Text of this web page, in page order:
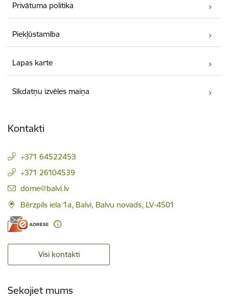
Privātuma politika
Piekļūstamība
Lapas karte
Sīkdatņu izvēles maiņa
Kontakti
+371 64522453
+371 26104539
E-pasts:
dome@balvi.lv
Bērzpils iela 1a, Balvi, Balvu novads, LV-4501
Visi kontakti
Sekojiet mums